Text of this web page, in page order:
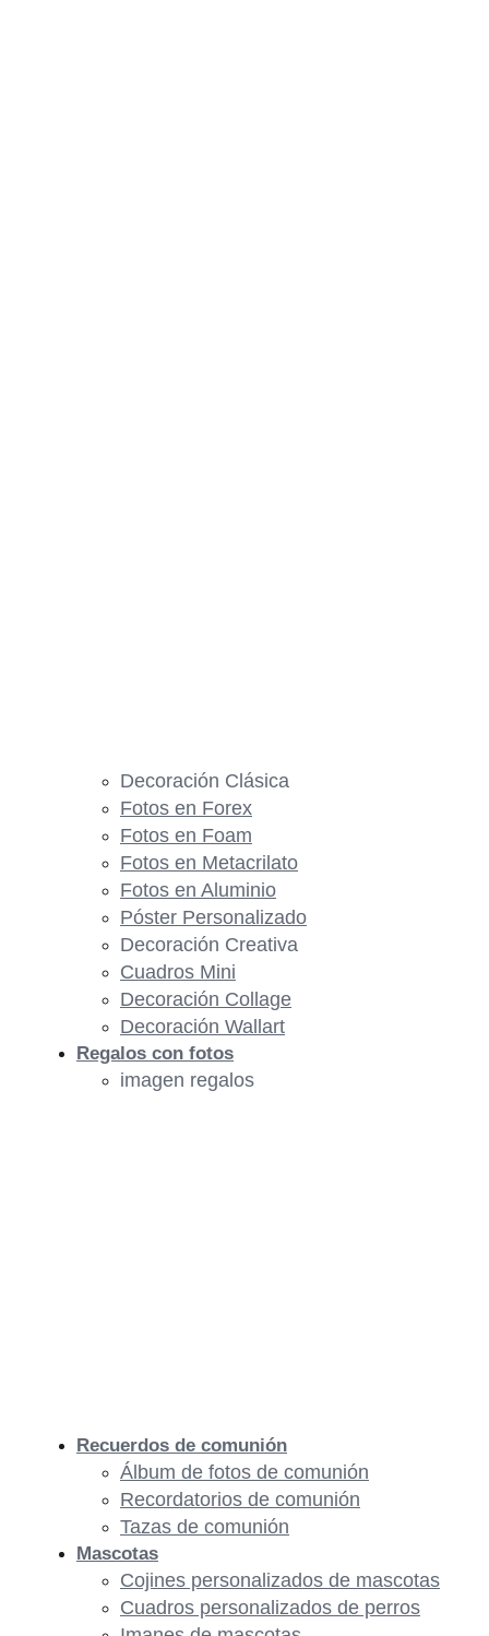
Decoración Clásica
Fotos en Forex
Fotos en Foam
Fotos en Metacrilato
Fotos en Aluminio
Póster Personalizado
Decoración Creativa
Cuadros Mini
Decoración Collage
Decoración Wallart
Regalos con fotos
imagen regalos
Recuerdos de comunión
Álbum de fotos de comunión
Recordatorios de comunión
Tazas de comunión
Mascotas
Cojines personalizados de mascotas
Cuadros personalizados de perros